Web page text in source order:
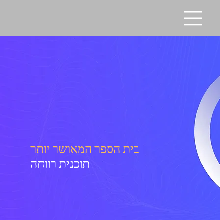
בית הספר המאושר יותר
תוכנית רווחה